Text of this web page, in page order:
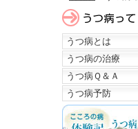
うつ病とは
うつ病の治療
うつ病Ｑ＆Ａ
うつ病予防